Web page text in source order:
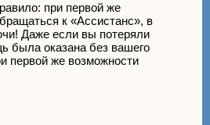
при первой же
к «Ассистанс», в
Даже если вы потеряли
была оказана без вашего
первой же возможности